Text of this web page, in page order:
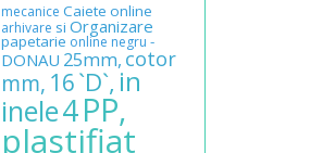
mecanice Caiete online
arhivare si Organizare
papetarie online negru -
DONAU 25mm, cotor
mm, 16`D`, in
inele4PP,
plastifiat